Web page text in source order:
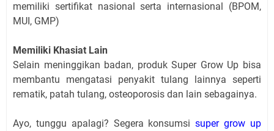
memiliki sertifikat nasional serta internasional (BPOM,
MUI, GMP)
Memiliki Khasiat Lain
Selain meninggikan badan, produk Super Grow Up bisa
membantu mengatasi penyakit tulang lainnya seperti
rematik, patah tulang, osteoporosis dan lain sebagainya.
Ayo, tunggu apalagi? Segera konsumsisuper grow up